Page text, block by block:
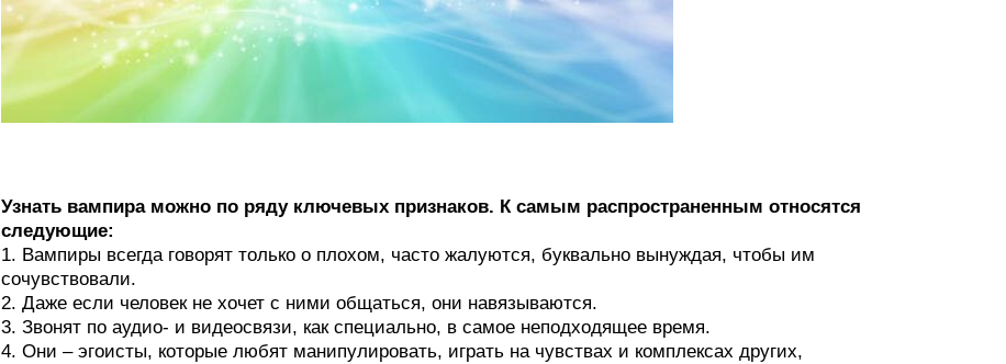
Узнать вампира можно по ряду ключевых признаков. К самым распространенным относятся
следующие:
1. Вампиры всегда говорят только о плохом, часто жалуются, буквально вынуждая, чтобы им
сочувствовали.
2. Даже если человек не хочет с ними общаться, они навязываются.
3. Звонят по аудио- и видеосвязи, как специально, в самое неподходящее время.
4. Они – эгоисты, которые любят манипулировать, играть на чувствах и комплексах других,